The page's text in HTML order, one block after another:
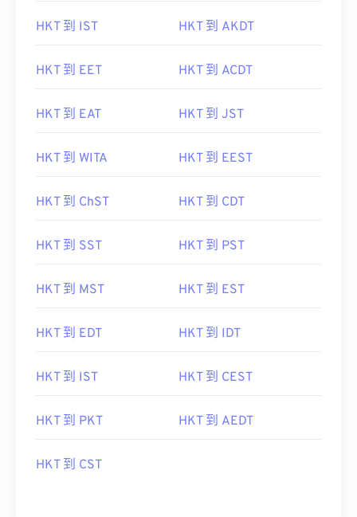
HKT 到 IST HKT 到 AKDT
HKT 到 EET HKT 到 ACDT
HKT 到 EAT HKT 到 JST
HKT 到 WITA HKT 到 EEST
HKT 到 ChST HKT 到 CDT
HKT 到 SST HKT 到 PST
HKT 到 MST HKT 到 EST
HKT 到 EDT HKT 到 IDT
HKT 到 IST HKT 到 CEST
HKT 到 PKT HKT 到 AEDT
HKT 到 CST